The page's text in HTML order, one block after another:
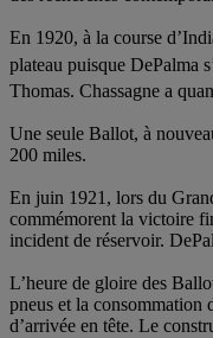
En 1920, à la course
plateau puisque DePalma
Thomas. Chassagne a
Une seule Ballot, à
200 miles.
En juin 1921, lors du
commémorent la victoire
incident de réservoir.
L’heure de gloire des
pneus et la consommation
d’arrivée en tête. Le